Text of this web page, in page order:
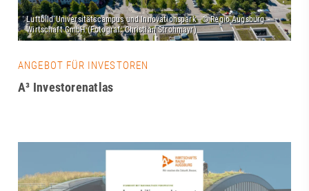
ANGEBOT FÜR INVESTOREN
A³ Investorenatlas